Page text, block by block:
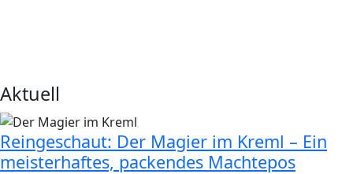
Aktuell
Reingeschaut: Der Magier im Kreml – Ein
meisterhaftes, packendes Machtepos